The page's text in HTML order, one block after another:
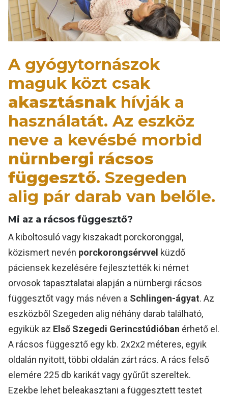
A gyógytornászok
maguk közt csak
akasztásnak hívják a
használatát. Az eszköz
neve a kevésbé morbid
nürnbergi rácsos
függesztő. Szegeden
alig pár darab van belőle.
Mi az a rácsos függesztő?
A kiboltosuló vagy kiszakadt porckoronggal,
közismert nevén porckorongsérvvel küzdő
páciensek kezelésére fejlesztették ki német
orvosok tapasztalatai alapján a nürnbergi rácsos
függesztőt vagy más néven a Schlingen-ágyat. Az
eszközből Szegeden alig néhány darab található,
egyikük az Első Szegedi Gerincstúdióban érhető el.
A rácsos függesztő egy kb. 2x2x2 méteres, egyik
oldalán nyitott, többi oldalán zárt rács. A rács felső
elemére 225 db karikát vagy gyűrűt szereltek.
Ezekbe lehet beleakasztani a függesztett testet